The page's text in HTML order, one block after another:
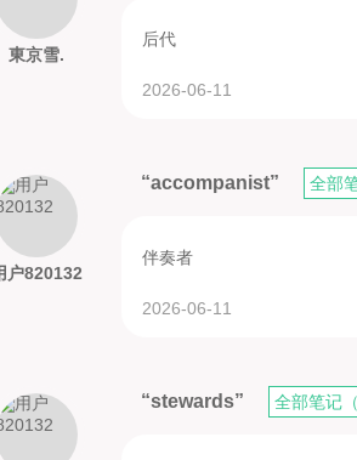
東京雪.
后代
2026-06-11
户820132
“accompanist” 全部
伴奏者
2026-06-11
“stewards” 全部笔记（